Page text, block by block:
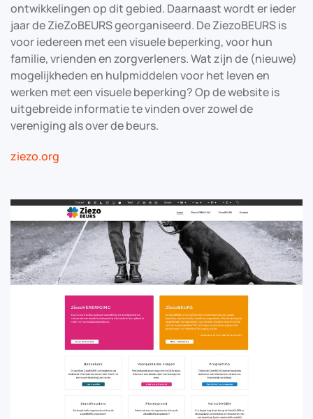
ontwikkelingen op dit gebied. Daarnaast wordt er ieder
jaar de ZieZoBEURS georganiseerd. De ZiezoBEURS is
voor iedereen met een visuele beperking, voor hun
familie, vrienden en zorgverleners. Wat zijn de (nieuwe)
mogelijkheden en hulpmiddelen voor het leven en
werken met een visuele beperking? Op de website is
uitgebreide informatie te vinden over zowel de
vereniging als over de beurs.
ziezo.org